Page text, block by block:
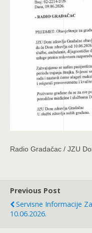
Radio Gradačac / JZU
Previous Post
Servisne Informacije Za
10.06.2026.